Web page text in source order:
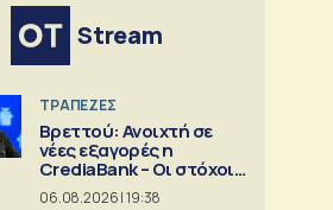
Stream
ΤΡΑΠΕΖΕΣ
Βρεττού: Ανοιχτή σε
νέες εξαγορές η
CrediaBank – Οι στόχοι
για το 2026
06.08.2026 | 19:38